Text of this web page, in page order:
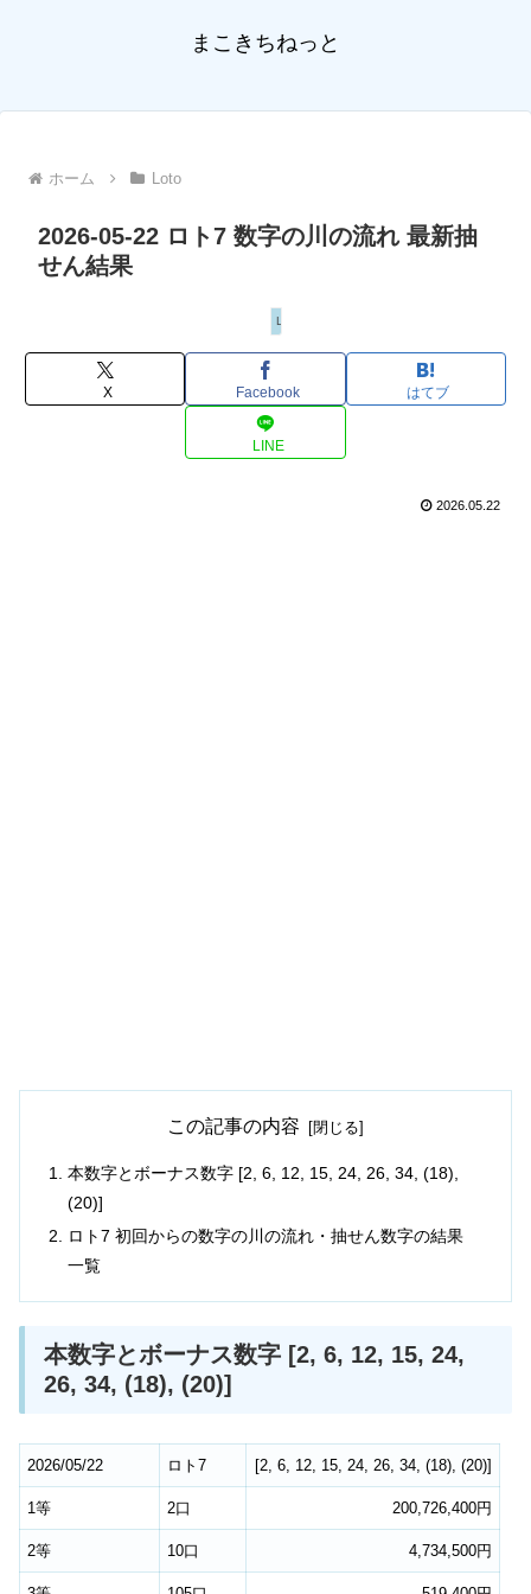
まこきちねっと
ホーム Loto
2026-05-22 ロト7 数字の川の流れ 最新抽
せん結果
Loto
X Facebook はてブ
LINE
2026.05.22
この記事の内容
本数字とボーナス数字 [2, 6, 12, 15, 24, 26, 34, (18),
(20)]
ロト7 初回からの数字の川の流れ・抽せん数字の結果
一覧
本数字とボーナス数字 [2, 6, 12, 15, 24,
26, 34, (18), (20)]
2026/05/22 ロト7 [2, 6, 12, 15, 24, 26, 34, (18), (20)]
1等 2口 200,726,400円
2等 10口 4,734,500円